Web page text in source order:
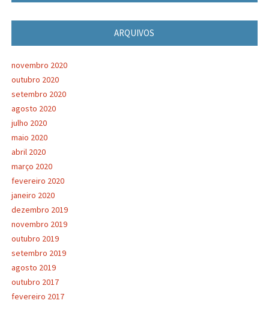
ARQUIVOS
novembro 2020
outubro 2020
setembro 2020
agosto 2020
julho 2020
maio 2020
abril 2020
março 2020
fevereiro 2020
janeiro 2020
dezembro 2019
novembro 2019
outubro 2019
setembro 2019
agosto 2019
outubro 2017
fevereiro 2017